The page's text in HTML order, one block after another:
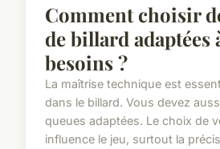
Comment choisir
de billard adaptées
besoins ?
La maîtrise technique est
dans le billard. Vous devez
queues adaptées. Le choix de
influence le jeu, surtout la